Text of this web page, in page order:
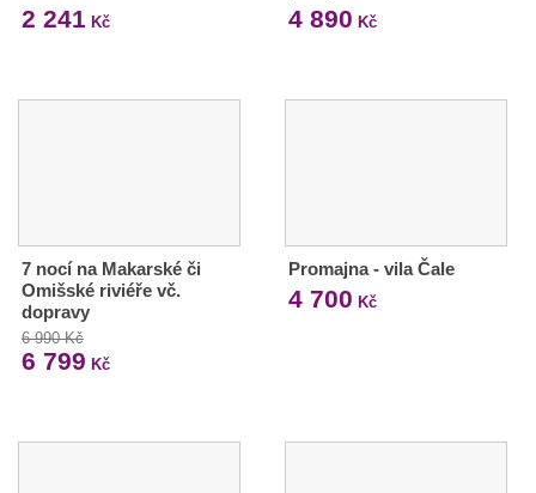
2 241 Kč 4 890 Kč
7 nocí na Makarské či
Omišské riviéře vč.
dopravy
6 990 Kč
6 799 Kč
Promajna - vila Čale
4 700 Kč